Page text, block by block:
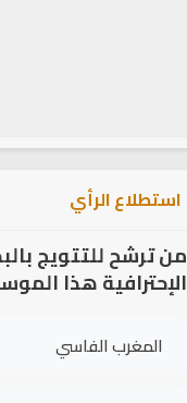
استطلاع الرأي
من ترشح للتتويج
الإحترافية هذا
المغرب الفاسي